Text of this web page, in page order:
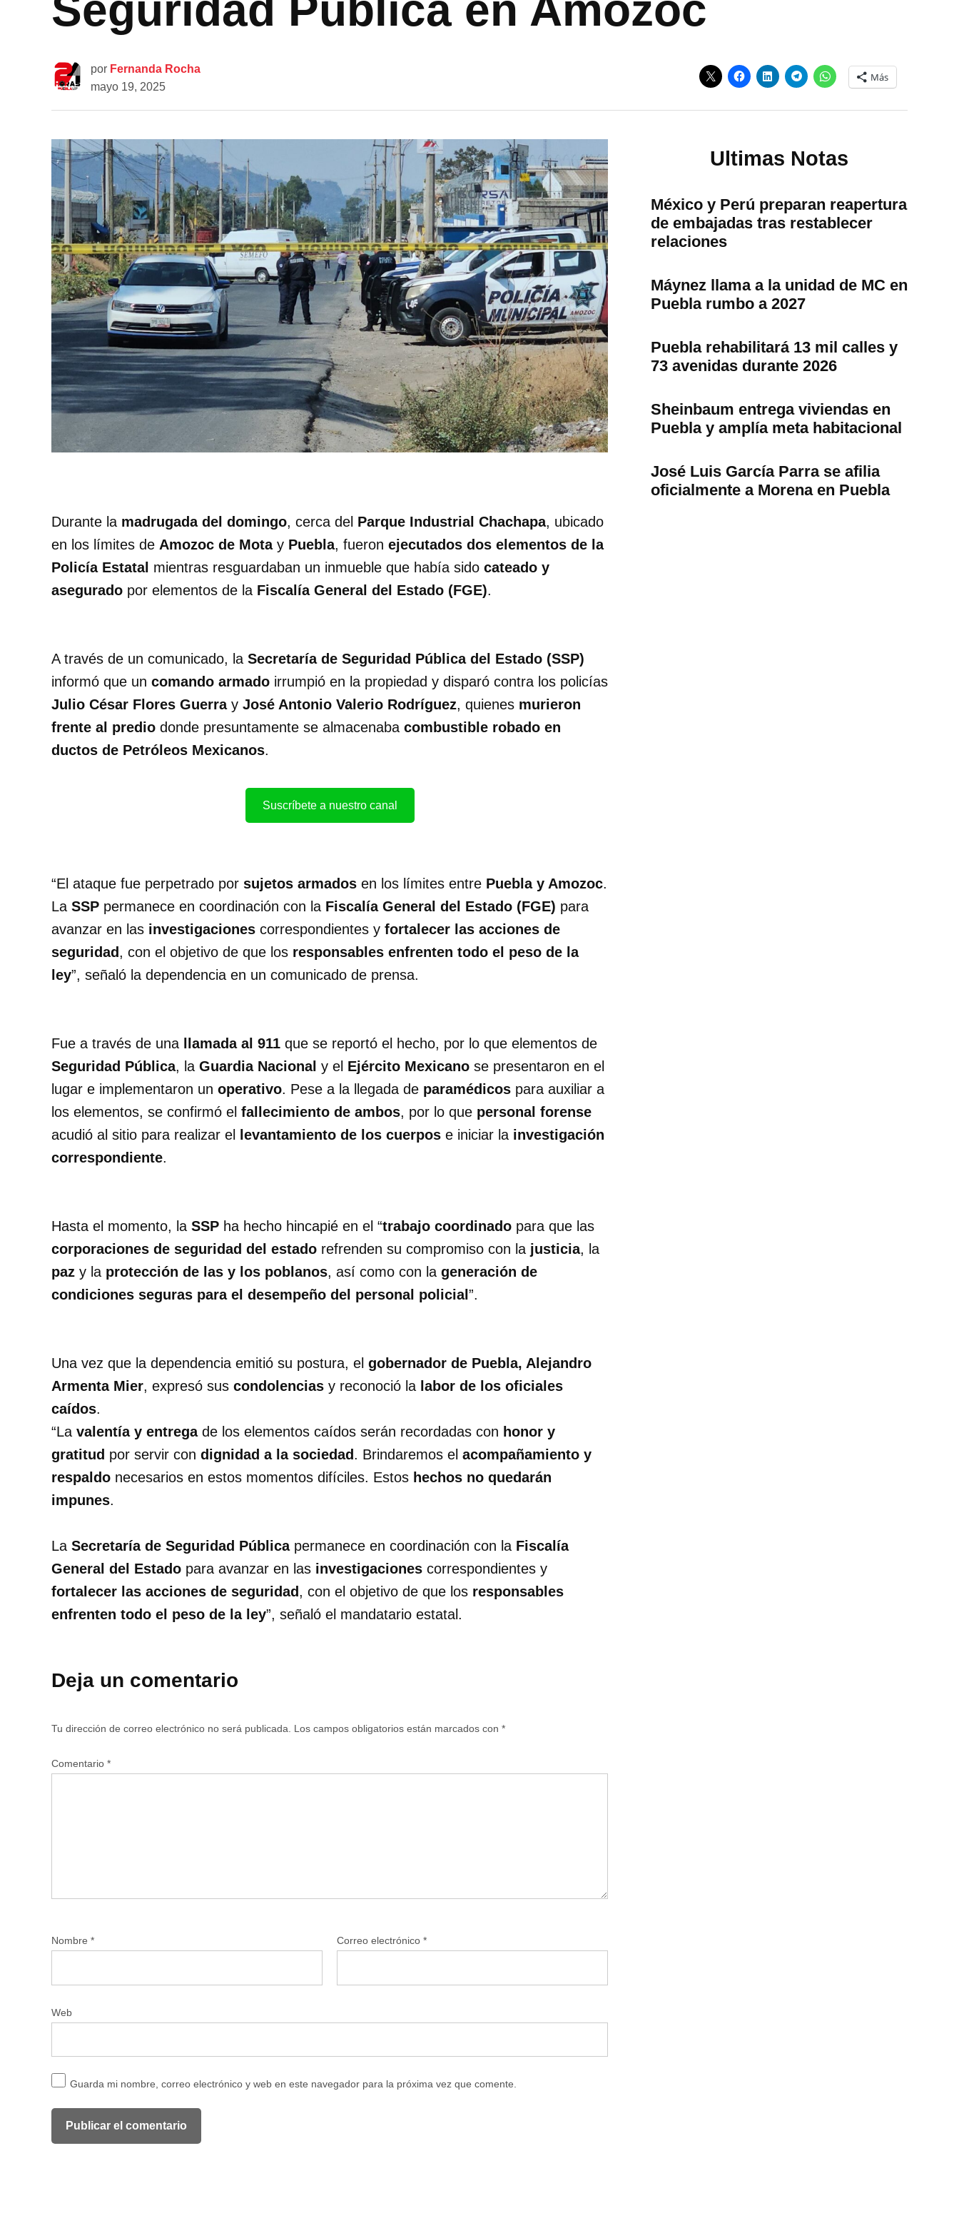
por Fernanda Rocha
mayo 19, 2025
Más
Durante la madrugada del domingo, cerca del Parque Industrial Chachapa, ubicado
en los límites de Amozoc de Motay Puebla, fueron ejecutados dos elementos de la
Policía Estatal mientras resguardaban un inmueble que había sido cateado y
asegurado por elementos de la Fiscalía General del Estado (FGE).
A través de un comunicado, la Secretaría de Seguridad Pública del Estado (SSP)
informó que un comando armado irrumpió en la propiedad y disparó contra los policías
Julio César Flores Guerray José Antonio Valerio Rodríguez, quienes murieron
frente al predio donde presuntamente se almacenaba combustible robado en
ductos de Petróleos Mexicanos.
Suscríbete a nuestro canal
“El ataque fue perpetrado por sujetos armados en los límites entre Puebla y Amozoc.
La SSP permanece en coordinación con la Fiscalía General del Estado (FGE) para
avanzar en las investigaciones correspondientes y fortalecer las acciones de
seguridad , con el objetivo de que los responsables enfrenten todo el peso de la
ley”, señaló la dependencia en un comunicado de prensa.
Fue a través de una llamada al 911 que se reportó el hecho, por lo que elementos de
Seguridad Pública, la Guardia Nacional y el Ejército Mexicano se presentaron en el
lugar e implementaron un operativo. Pese a la llegada de paramédicos para auxiliar a
los elementos, se confirmó el fallecimiento de ambos, por lo que personal forense
acudió al sitio para realizar el
levantamiento de los cuerpos e iniciar la investigación
correspondiente.
Hasta el momento, la SSP ha hecho hincapié en el “trabajo coordinado para que las
corporaciones de seguridad del estado refrenden su compromiso con la justicia, la
paz y la protección de las y los poblanos, así como con la generación de
condiciones seguras para el desempeño del personal policial ”.
Una vez que la dependencia emitió su postura, el gobernador de Puebla, Alejandro
Armenta Mier, expresó sus condolencias y reconoció la labor de los oficiales
caídos.
“La valentía y entregade los elementos caídos serán recordadas con honor y
gratitud por servir con dignidad a la sociedad . Brindaremos el acompañamiento y
respaldo necesarios en estos momentos difíciles. Estos hechos no quedarán
impunes.
La Secretaría de Seguridad Públicapermanece en coordinación con la Fiscalía
General del Estado para avanzar en las investigaciones correspondientes y
fortalecer las acciones de seguridad , con el objetivo de que los responsables
enfrenten todo el peso de la ley”, señaló el mandatario estatal.
Deja un comentario
Tu dirección de correo electrónico no será publicada. Los campos obligatorios están marcados con *
Comentario *
Nombre * Correo electrónico *
Web
Guarda mi nombre, correo electrónico y web en este navegador para la próxima vez que comente.
Ultimas Notas
México y Perú preparan reapertura
de embajadas tras restablecer
relaciones
Máynez llama a la unidad de MC en
Puebla rumbo a 2027
Puebla rehabilitará 13 mil calles y
73 avenidas durante 2026
Sheinbaum entrega viviendas en
Puebla y amplía meta habitacional
José Luis García Parra se afilia
oficialmente a Morena en Puebla